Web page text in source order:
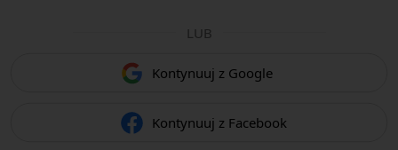
LUB
Kontynuuj z Google
Kontynuuj z Facebook